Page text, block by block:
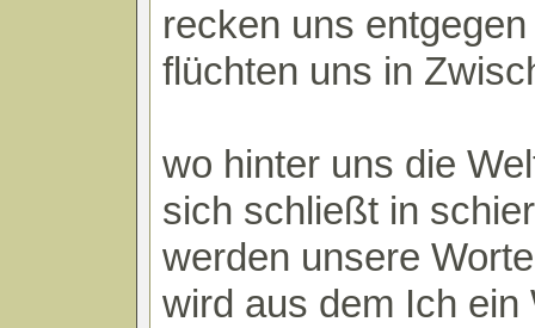
recken uns
flüchten uns in
wo hinter uns die
sich schließt in
werden unsere
wird aus dem Ich ein